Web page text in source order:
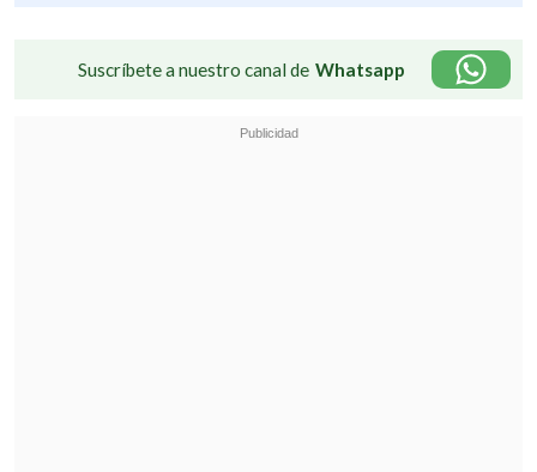
Suscríbete a nuestro canal de Whatsapp